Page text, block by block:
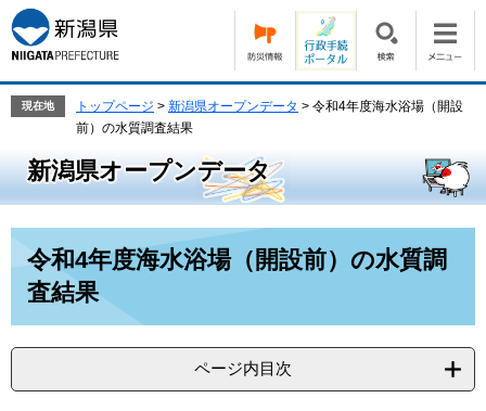
ー
ジ
の
す。
ニ
ュ
ー
現在地 トップページ > 新潟県オープンデータ > 令和4年度海水浴場（開設
前）の水質調査結果
新潟県オープンデータ
令和4年度海水浴場（開設前）の水質調
査結果
ページ内目次